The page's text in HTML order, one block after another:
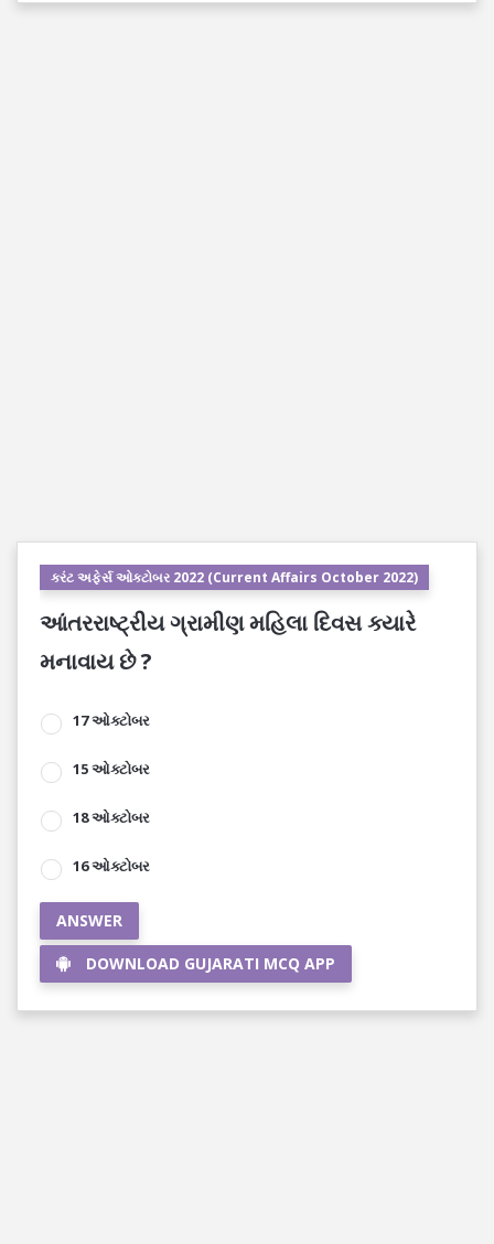
કરંટ અફેર્સ ઓક્ટોબર 2022 (Current Affairs October 2022)
આંતરરાષ્ટ્રીય ગ્રામીણ મહિલા દિવસ ક્યારે
મનાવાય છે ?
17 ઓક્ટોબર
15 ઓક્ટોબર
18 ઓક્ટોબર
16 ઓક્ટોબર
ANSWER
DOWNLOAD GUJARATI MCQ APP